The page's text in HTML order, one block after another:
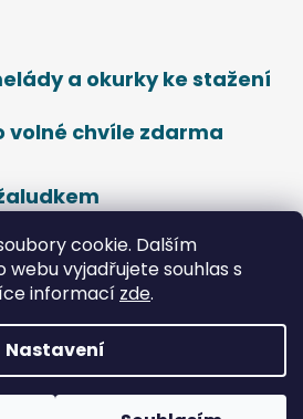
cookie. Dalším
vyjadřujete souhlas s
informací zde.
Nastavení
a okurky ke stažení
volné chvíle zdarma
Vytvořil Shoptet